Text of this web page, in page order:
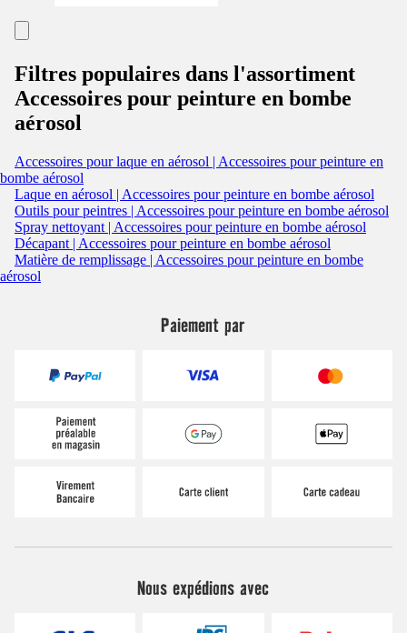
Filtres populaires dans l'assortiment
Accessoires pour peinture en bombe
aérosol
Accessoires pour laque en aérosol | Accessoires pour peinture en
bombe aérosol
Laque en aérosol | Accessoires pour peinture en bombe aérosol
Outils pour peintres | Accessoires pour peinture en bombe aérosol
Spray nettoyant | Accessoires pour peinture en bombe aérosol
Décapant | Accessoires pour peinture en bombe aérosol
Matière de remplissage | Accessoires pour peinture en bombe
aérosol
Paiement par
Nous expédions avec